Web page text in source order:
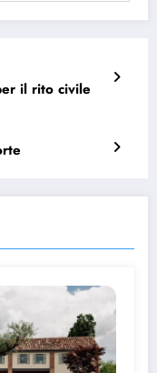
il rito civile